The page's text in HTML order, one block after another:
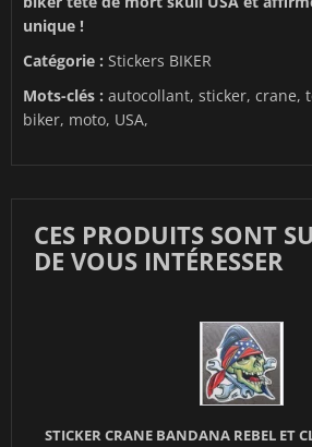
unique !
Catégorie : Stickers BIKER
Mots-clés : autocollant, sticker, crane,
biker, moto, USA,
CES PRODUITS SONT
DE VOUS INTÉRESSER
STICKER CRANE BANDANA REBEL ET